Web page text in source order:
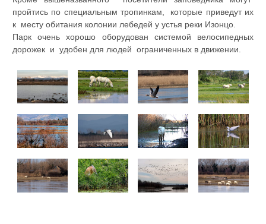
пройтись по специальным тропинкам, которые приведут их
к месту обитания колонии лебедей у устья реки Изонцо.
Парк очень хорошо оборудован системой велосипедных
дорожек и удобен для людей ограниченных в движении.